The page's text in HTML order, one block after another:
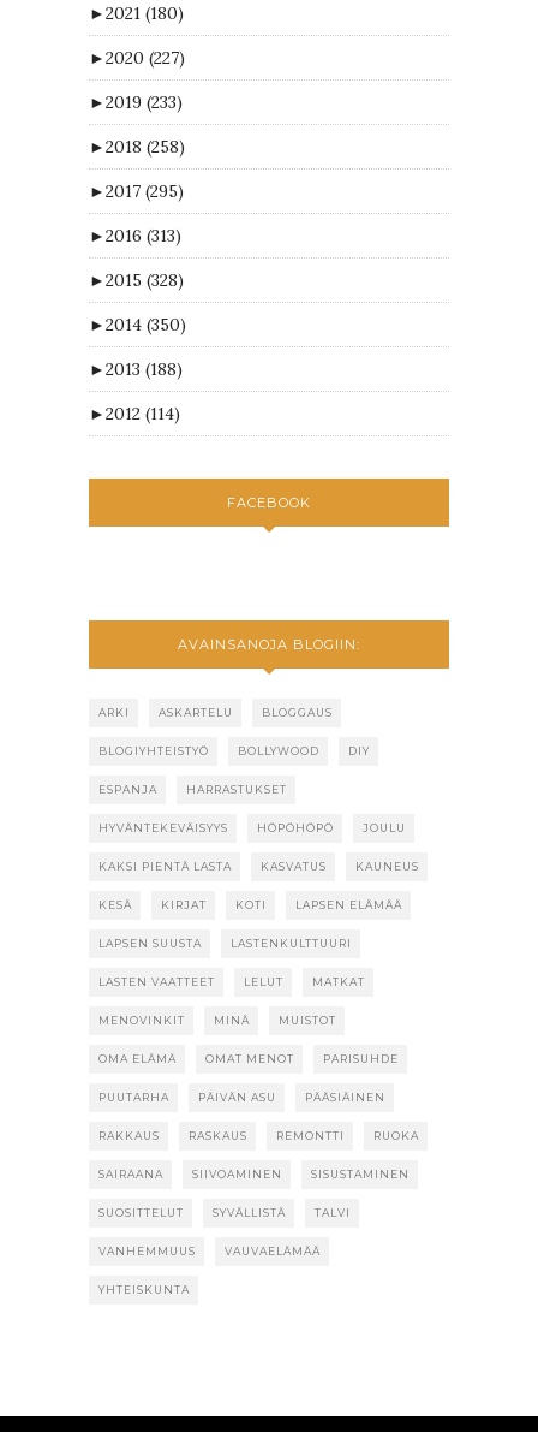
►2021 (180)
►2020 (227)
►2019 (233)
►2018 (258)
►2017 (295)
►2016 (313)
►2015 (328)
►2014 (350)
►2013 (188)
►2012 (114)
FACEBOOK
AVAINSANOJA BLOGIIN:
ARKI ASKARTELU BLOGGAUS
BLOGIYHTEISTYÖ BOLLYWOOD DIY
ESPANJA HARRASTUKSET
HYVÄNTEKEVÄISYYS HÖPÖHÖPÖ JOULU
KAKSI PIENTÄ LASTA KASVATUS KAUNEUS
KESÄ KIRJAT KOTI LAPSEN ELÄMÄÄ
LAPSEN SUUSTA LASTENKULTTUURI
LASTEN VAATTEET LELUT MATKAT
MENOVINKIT MINÄ MUISTOT
OMA ELÄMÄ OMAT MENOT PARISUHDE
PUUTARHA PÄIVÄN ASU PÄÄSIÄINEN
RAKKAUS RASKAUS REMONTTI RUOKA
SAIRAANA SIIVOAMINEN SISUSTAMINEN
SUOSITTELUT SYVÄLLISTÄ TALVI
VANHEMMUUS VAUVAELÄMÄÄ
YHTEISKUNTA